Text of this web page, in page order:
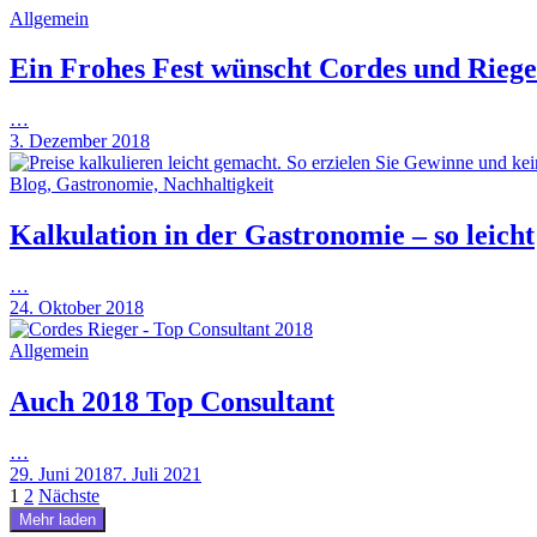
Allgemein
Ein Frohes Fest wünscht Cordes und
…
3. Dezember 2018
Blog, Gastronomie, Nachhaltigkeit
Kalkulation in der Gastronomie – so leicht
…
24. Oktober 2018
Allgemein
Auch 2018 Top Consultant
…
29. Juni 20187. Juli 2021
Seitennummerierung
1 2 Nächste
Mehr laden